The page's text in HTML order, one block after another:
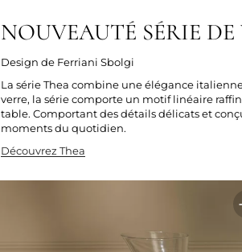
NOUVEAUTÉ SÉRIE
Design de Ferriani Sbolgi
La série Thea combine une élégance
verre, la série comporte un motif linéaire
table. Comportant des détails délicats et
moments du quotidien.
Découvrez Thea